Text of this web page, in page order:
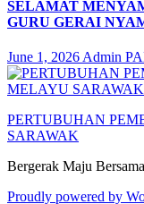
SELAMAT
GURU GERAI
June 1, 2026 Admin
PERTUBUHAN
SARAWAK
Bergerak Maju
Proudly powered by